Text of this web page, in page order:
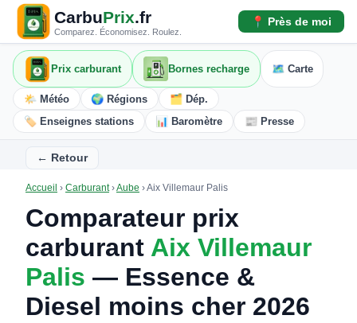
CarbuPrix.fr
Comparez. Économisez. Roulez.
📍 Près de moi
Prix carburant Bornes recharge 🗺️ Carte
🌤️ Météo 🌍 Régions
🗂️ Dép.
🏷️ Enseignes stations
📊 Baromètre 📰 Presse
← Retour
Accueil › Carburant›Aube ›Aix Villemaur Palis
Comparateur prix
carburant Aix Villemaur
Palis — Essence &
Diesel moins cher 2026